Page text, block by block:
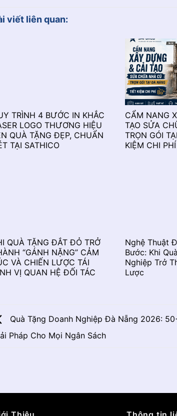
viết liên quan:
TRÌNH 4 BƯỚC IN KHẮC
LOGO THƯƠNG HIỆU
QUÀ TẶNG ĐẸP, CHUẨN
TẠI SATHICO
CẨM NANG
TẠO SỬA
TRỌN GÓI
KIỆM CHI PHÍ
QUÀ TẶNG ĐẮT ĐỎ TRỞ
“GÁNH NẶNG” CẢM
VÀ CHIẾN LƯỢC TÁI
VỊ QUAN HỆ ĐỐI TÁC
Nghệ Thuật
Bước: Khi
Nghiệp Trở
Lược
Quà Tặng Doanh Nghiệp Đà Nẵng 2026:
Pháp Cho Mọi Ngân Sách